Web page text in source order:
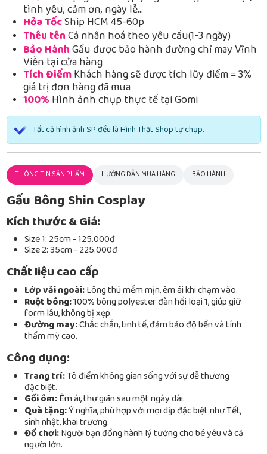
tình yêu, cảm ơn, ngày lễ…
Hỏa TốcShip HCM 45-60p
Thêu tênCá nhân hoá theo yêu cầu(1-3 ngày)
Bảo HànhGấu được bảo hành đường chỉ may Vĩnh
Viễn tại cửa hàng
Tích ĐiểmKhách hàng sẽ được tích lũy điểm = 3%
giá trị đơn hàng đã mua
100% Hình ảnh chụp thực tế tại Gomi
Tất cả hình ảnh SP đều là Hình Thật Shop tự chụp.
THÔNG TIN SẢN PHẨM HƯỚNG DẪN MUA HÀNG BẢO HÀNH
Gấu Bông Shin Cosplay
Kích thước & Giá:
Size 1: 25cm - 125.000đ
Size 2: 35cm - 225.000đ
Chất liệu cao cấp
Lớp vải ngoài:Lông thú mềm mịn, êm ái khi chạm vào.
Ruột bông:100% bông polyester đàn hồi loại 1, giúp giữ
form lâu, không bị xẹp.
Đường may:Chắc chắn, tinh tế, đảm bảo độ bền và tính
thẩm mỹ cao.
Công dụng:
Trang trí:Tô điểm không gian sống với sự dễ thương
đặc biệt.
Gối ôm:Êm ái, thư giãn sau một ngày dài.
Quà tặng:Ý nghĩa, phù hợp với mọi dịp đặc biệt như Tết,
sinh nhật, khai trương.
Đồ chơi:Người bạn đồng hành lý tưởng cho bé yêu và cả
người lớn.